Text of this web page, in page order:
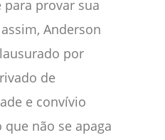
provar sua
Anderson
por
de
e convívio
não se apaga